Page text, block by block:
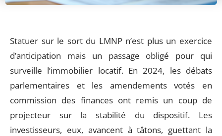
Statuer sur le sort du LMNP n’est plus un exercice
d’anticipation mais un passage obligé pour qui
surveille l’immobilier locatif. En 2024, les débats
parlementaires et les amendements votés en
commission des finances ont remis un coup de
projecteur sur la stabilité du dispositif. Les
investisseurs, eux, avancent à tâtons, guettant la